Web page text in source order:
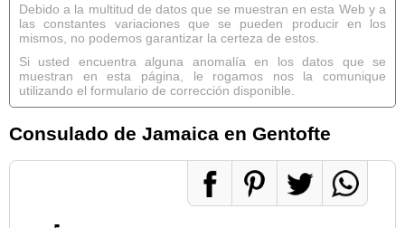
Debido a la multitud de datos que se muestran en esta Web y a
las constantes variaciones que se pueden producir en los
mismos, no podemos garantizar la certeza de estos.
Si usted encuentra alguna anomalía en los datos que se
muestran en esta página, le rogamos nos la comunique
utilizando el formulario de corrección disponible.
Consulado de Jamaica en Gentofte